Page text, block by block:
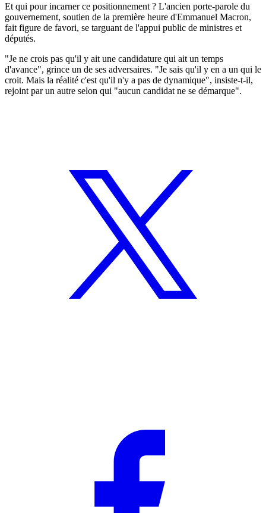
Et qui pour incarner ce positionnement ? L'ancien porte-parole du
gouvernement, soutien de la première heure d'Emmanuel Macron,
fait figure de favori, se targuant de l'appui public de ministres et
députés.
"Je ne crois pas qu'il y ait une candidature qui ait un temps
d'avance", grince un de ses adversaires. "Je sais qu'il y en a un qui le
croit. Mais la réalité c'est qu'il n'y a pas de dynamique", insiste-t-il,
rejoint par un autre selon qui "aucun candidat ne se démarque".